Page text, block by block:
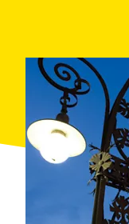
Handicrafts en